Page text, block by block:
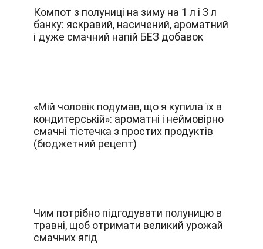
Компот з полуниці на зиму на 1 л і 3 л
банку: яскравий, насичений, ароматний
і дуже смачний напій БЕЗ добавок
«Мій чоловік подумав, що я купила їх в
кондитерській»: ароматні і неймовірно
смачні тістечка з простих продуктів
(бюджетний рецепт)
Чим потрібно підгодувати полуницю в
травні, щоб отримати великий урожай
смачних ягід